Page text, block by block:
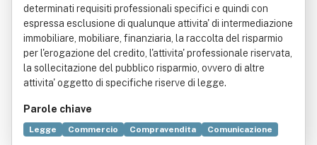
determinati requisiti professionali specifici e quindi con
espressa esclusione di qualunque attivita' di intermediazione
immobiliare, mobiliare, finanziaria, la raccolta del risparmio
per l'erogazione del credito, l'attivita' professionale riservata,
la sollecitazione del pubblico risparmio, ovvero di altre
attivita' oggetto di specifiche riserve di legge.
Parole chiave
Legge Commercio Compravendita
Comunicazione